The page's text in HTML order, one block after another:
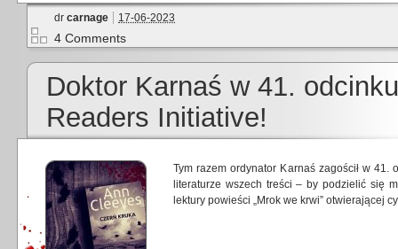
dr carnage 17-06-2023
4 Comments
Doktor Karnaś w 41.
Readers Initiative!
Tym razem ordynator Karnaś zagościł w
literaturze wszech treści – by podzielić się
lektury powieści „Mrok we krwi” otwierającej